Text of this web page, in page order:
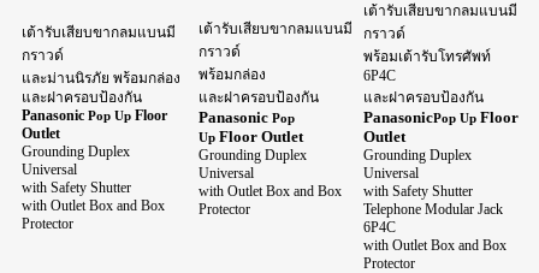
เต้ารับเสียบขากลมแบนมี
กราวด์
และม่านนิรภัย พร้อมกล่อง
และฝาครอบป้องกัน
Panasonic Pop Up Floor
Outlet
Grounding Duplex
Universal
with Safety Shutter
with Outlet Box and Box
Protector
เต้ารับเสียบขากลมแบนมี
กราวด์
พร้อมกล่อง
และฝาครอบป้องกัน
Panasonic Pop
Up Floor Outlet
Grounding Duplex
Universal
with Outlet Box and Box
Protector
เต้ารับเสียบขากลมแบนมี
กราวด์
พร้อมเต้ารับโทรศัพท์
6P4C
และฝาครอบป้องกัน
PanasonicPop Up Floor
Outlet
Grounding Duplex
Universal
with Safety Shutter
Telephone Modular Jack
6P4C
with Outlet Box and Box
Protector